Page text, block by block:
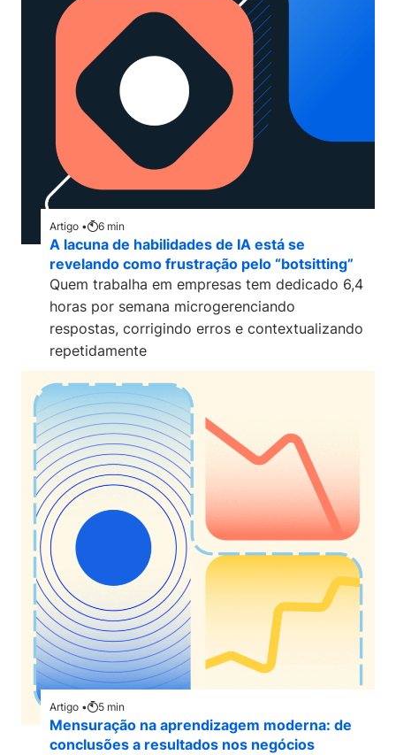
Artigo • 6 min
A lacuna de habilidades de IA está se
revelando como frustração pelo “botsitting”
Quem trabalha em empresas tem dedicado 6,4
horas por semana microgerenciando
respostas, corrigindo erros e contextualizando
repetidamente
Artigo • 5 min
Mensuração na aprendizagem moderna: de
conclusões a resultados nos negócios